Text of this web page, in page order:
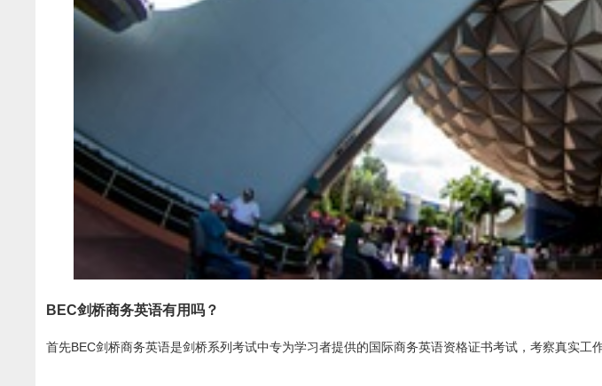
BEC剑桥商务英语有用吗？
首先BEC剑桥商务英语是剑桥系列考试中专为学习者提供的国际商务英语资格证书考试，考察真实工